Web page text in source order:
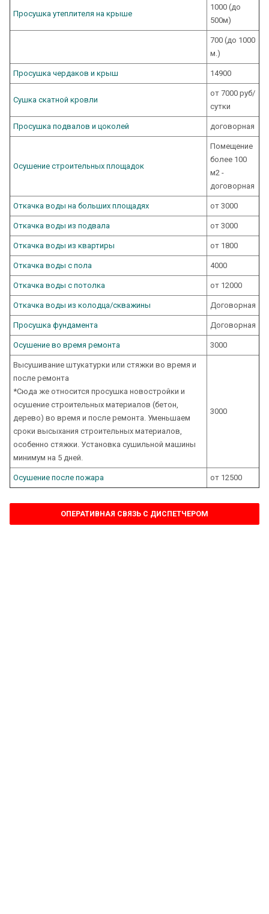
Просушка утеплителя на крыше
1000 (до
500м)
700 (до 1000
м.)
Просушка чердаков и крыш 14900
Сушка скатной кровли
от 7000 руб/
сутки
Просушка подвалов и цоколей договорная
Осушение строительных площадок
Помещение
более 100
м2 -
договорная
Откачка воды на больших площадях от 3000
Откачка воды из подвала от 3000
Откачка воды из квартиры от 1800
Откачка воды с пола 4000
Откачка воды с потолка от 12000
Откачка воды из колодца/скважины Договорная
Просушка фундамента Договорная
Осушение во время ремонта 3000
Высушивание штукатурки или стяжки во время и
после ремонта
*Сюда же относится просушка новостройки и
осушение строительных материалов (бетон,
дерево) во время и после ремонта. Уменьшаем
сроки высыхания строительных материалов,
особенно стяжки. Установка сушильной машины
минимум на 5 дней.
3000
Осушение после пожара от 12500
ОПЕРАТИВНАЯ СВЯЗЬ С ДИСПЕТЧЕРОМ